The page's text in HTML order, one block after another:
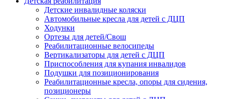
Детские инвалидные коляски
Автомобильные кресла для детей с ДЦП
Ходунки
Ортезы для детей/Свош
Реабилитационные велосипеды
Вертикализаторы для детей с ДЦП
Приспособления для купания инвалидов
Подушки для позиционирования
Реабилитационные кресла, опоры для сидения,
позиционеры